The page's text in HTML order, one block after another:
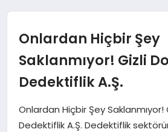
TEKNOLOJI
EĞITIM
Onlardan Hiçbir Şey
Saklanmıyor! Gizli
Dedektiflik A.Ş.
Onlardan Hiçbir Şey Saklanmıyor!
Dedektiflik A.Ş. Dedektiflik